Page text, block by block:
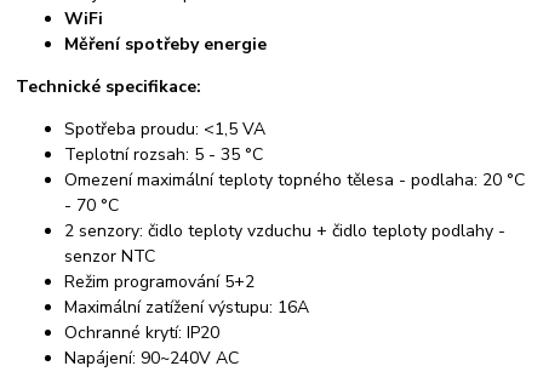
WiFi
Měření spotřeby energie
Technické specifikace:
Spotřeba proudu: <1,5 VA
Teplotní rozsah: 5 - 35 °C
Omezení maximální teploty topného tělesa - podlaha: 20 °C
- 70 °C
2 senzory: čidlo teploty vzduchu + čidlo teploty podlahy -
senzor NTC
Režim programování 5+2
Maximální zatížení výstupu: 16A
Ochranné krytí: IP20
Napájení: 90~240V AC